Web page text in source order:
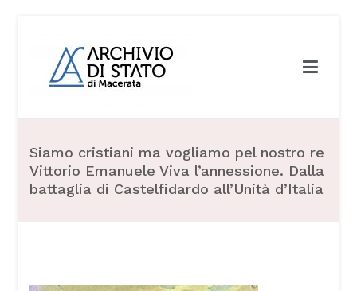
Siamo cristiani ma vogliamo pel nostro re
Vittorio Emanuele Viva l’annessione. Dalla
battaglia di Castelfidardo all’Unità d’Italia